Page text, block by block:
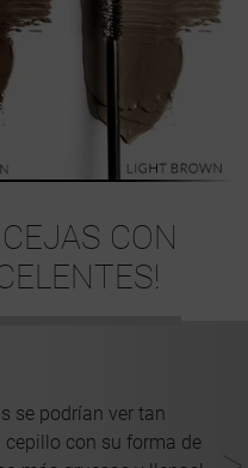
CON
se podrían ver tan
cepillo con su forma de